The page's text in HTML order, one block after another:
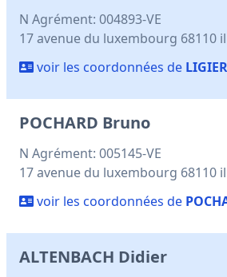
N Agrément: 004893-VE
17 avenue du luxembourg 68110
voir les coordonnées de
POCHARD Bruno
N Agrément: 005145-VE
17 avenue du luxembourg 68110
voir les coordonnées de
ALTENBACH Didier